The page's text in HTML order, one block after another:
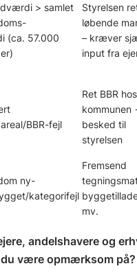
> samlet
(ca. 57.000
Styrelsen
løbende
– kræver
input fra
BBR-fejl
Ret BBR hos
kommunen
besked til
styrelsen
ny-
kategorifejl
Fremsend
mv.
andelshavere og
være opmærksom på?